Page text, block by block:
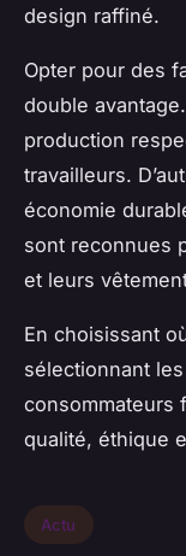
design raffiné.
Opter pour des
double
production
travailleurs.
économie
sont reconnues
et leurs
En choisissant
sélectionnant
consommateurs
qualité, éthique
Actu